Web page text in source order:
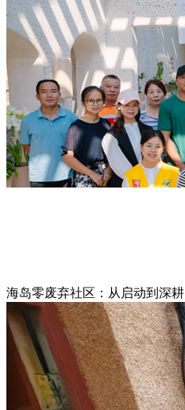
海岛零废弃社区：从启动到深耕